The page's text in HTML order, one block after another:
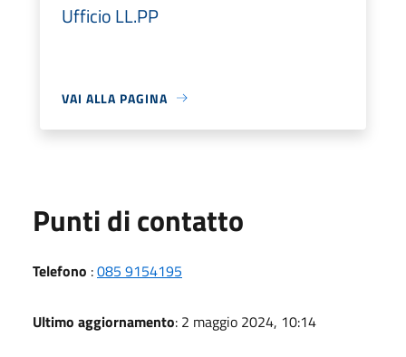
Ufficio LL.PP
VAI ALLA PAGINA
Punti di contatto
Telefono :085 9154195
Ultimo aggiornamento: 2 maggio 2024, 10:14